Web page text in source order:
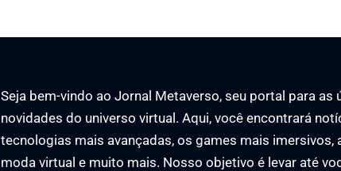
Seja bem-vindo ao Jornal Metaverso, seu portal para as
novidades do universo virtual. Aqui, você encontrará
tecnologias mais avançadas, os games mais imersivos,
moda virtual e muito mais. Nosso objetivo é levar até